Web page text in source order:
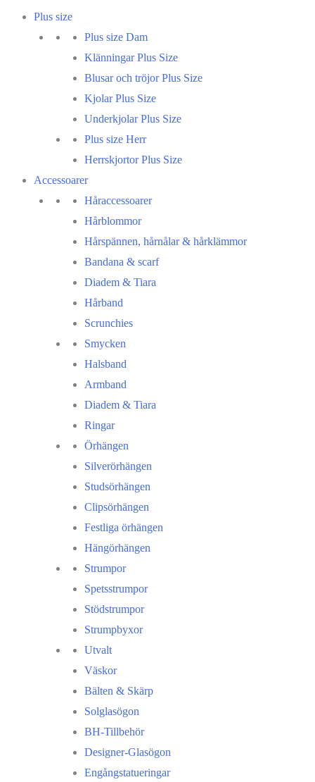
Plus size
Plus size Dam
Klänningar Plus Size
Blusar och tröjor Plus Size
Kjolar Plus Size
Underkjolar Plus Size
Plus size Herr
Herrskjortor Plus Size
Accessoarer
Håraccessoarer
Hårblommor
Hårspännen, hårnålar & hårklämmor
Bandana & scarf
Diadem & Tiara
Hårband
Scrunchies
Smycken
Halsband
Armband
Diadem & Tiara
Ringar
Örhängen
Silverörhängen
Studsörhängen
Clipsörhängen
Festliga örhängen
Hängörhängen
Strumpor
Spetsstrumpor
Stödstrumpor
Strumpbyxor
Utvalt
Väskor
Bälten & Skärp
Solglasögon
BH-Tillbehör
Designer-Glasögon
Engångstatueringar